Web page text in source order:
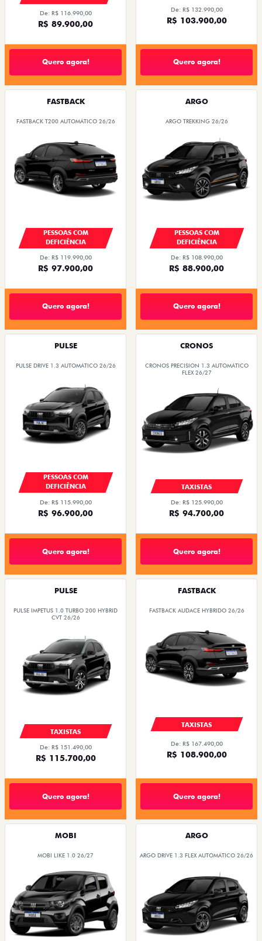
De: R$ 116.990,00
R$ 89.900,00
Quero agora!
De: R$ 132.990,00
R$ 103.900,00
Quero agora!
FASTBACK
FASTBACK T200 AUTOMÁTICO 26/26
PESSOAS COM
DEFICIÊNCIA
De: R$ 119.990,00
R$ 97.900,00
Quero agora!
ARGO
ARGO TREKKING 26/26
PESSOAS COM
DEFICIÊNCIA
De: R$ 108.990,00
R$ 88.900,00
Quero agora!
PULSE
PULSE DRIVE 1.3 AUTOMÁTICO 26/26
PESSOAS COM
DEFICIÊNCIA
De: R$ 115.990,00
R$ 96.900,00
Quero agora!
CRONOS
CRONOS PRECISION 1.3 AUTOMÁTICO
FLEX 26/27
TAXISTAS
De: R$ 125.990,00
R$ 94.700,00
Quero agora!
PULSE
PULSE IMPETUS 1.0 TURBO 200 HYBRID
CVT 26/26
TAXISTAS
De: R$ 151.490,00
R$ 115.700,00
Quero agora!
FASTBACK
FASTBACK AUDACE HYBRIDO 26/26
TAXISTAS
De: R$ 167.490,00
R$ 108.900,00
Quero agora!
MOBI
MOBI LIKE 1.0 26/27
ARGO
ARGO DRIVE 1.3 FLEX AUTOMÁTICO 26/26